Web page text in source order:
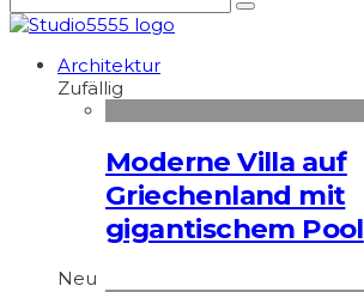
Architektur
Zufällig
Moderne Villa auf
Griechenland mit
gigantischem Pool
Neu